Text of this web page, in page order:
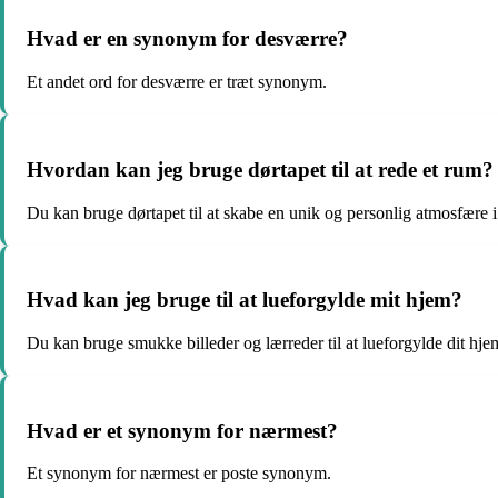
Hvad er en synonym for desværre?
Et andet ord for desværre er træt synonym.
Hvordan kan jeg bruge dørtapet til at rede et rum?
Du kan bruge dørtapet til at skabe en unik og personlig atmosfære
Hvad kan jeg bruge til at lueforgylde mit hjem?
Du kan bruge smukke billeder og lærreder til at lueforgylde dit
Hvad er et synonym for nærmest?
Et synonym for nærmest er poste synonym.